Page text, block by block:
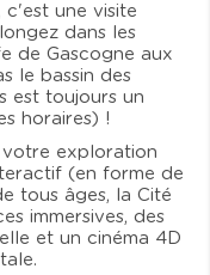
, c'est une visite
dans les
de Gascogne aux
le bassin des
est toujours un
horaires) !
votre exploration
(en forme de
tous âges, la Cité
immersives, des
et un cinéma 4D